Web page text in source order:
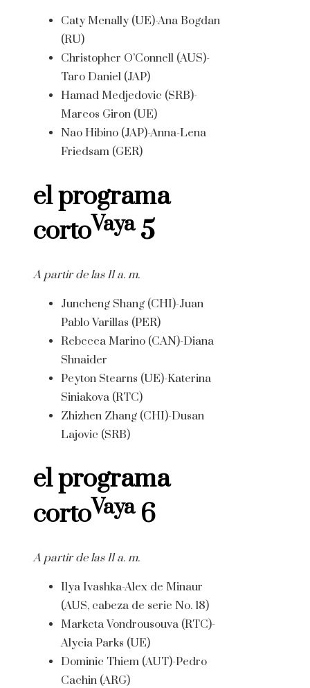
Caty Mcnally (UE)-Ana Bogdan
(RU)
Christopher O’Connell (AUS)-
Taro Daniel (JAP)
Hamad Medjedovic (SRB)-
Marcos Giron (UE)
Nao Hibino (JAP)-Anna-Lena
Friedsam (GER)
el programa
cortoVaya5
A partir de las 11 a. m.
Juncheng Shang (CHI)-Juan
Pablo Varillas (PER)
Rebecca Marino (CAN)-Diana
Shnaider
Peyton Stearns (UE)-Katerina
Siniakova (RTC)
Zhizhen Zhang (CHI)-Dusan
Lajovic (SRB)
el programa
cortoVaya6
A partir de las 11 a. m.
Ilya Ivashka-Alex de Minaur
(AUS, cabeza de serie No. 18)
Marketa Vondrousouva (RTC)-
Alycia Parks (UE)
Dominic Thiem (AUT)-Pedro
Cachin (ARG)